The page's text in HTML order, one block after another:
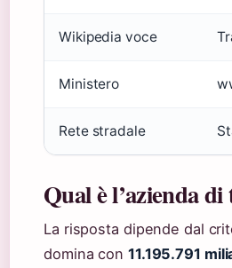
Wikipedia voce
Ministero
Rete stradale
Qual è l’azienda
La risposta dipende dal
domina con 11.195.791